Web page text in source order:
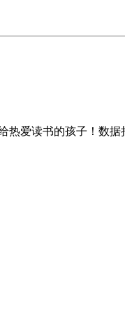
热爱读书的孩子！数